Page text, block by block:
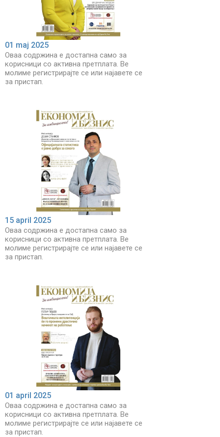
01 maj 2025
Оваа содржина е достапна само за
корисници со активна претплата. Ве
молиме регистрирајте се или најавете се
за пристап.
15 april 2025
Оваа содржина е достапна само за
корисници со активна претплата. Ве
молиме регистрирајте се или најавете се
за пристап.
01 april 2025
Оваа содржина е достапна само за
корисници со активна претплата. Ве
молиме регистрирајте се или најавете се
за пристап.